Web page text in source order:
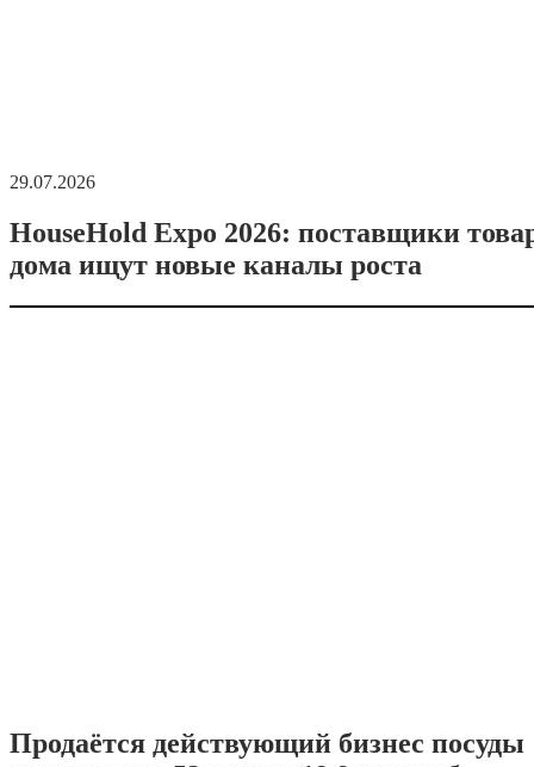
29.07.2026
HouseHold Expo 2026: поставщики
дома ищут новые каналы роста
Продаётся действующий бизнес посуды